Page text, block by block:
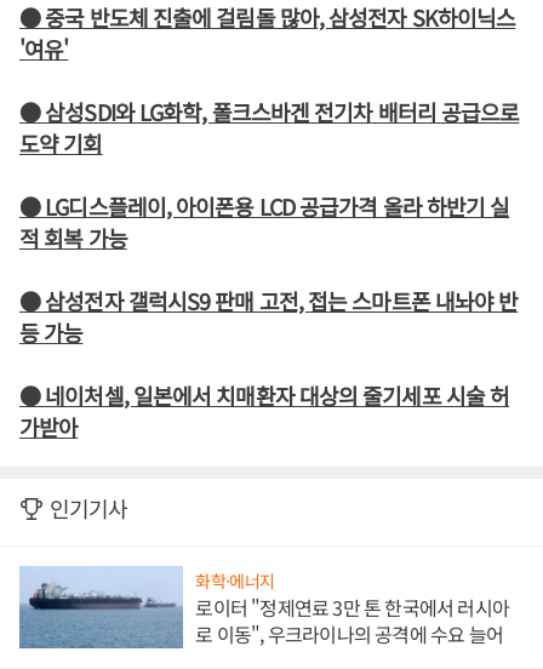
● 중국 반도체 진출에 걸림돌 많아, 삼성전자 SK하이닉스
'여유'
● 삼성SDI와 LG화학, 폴크스바겐 전기차 배터리 공급으로
도약 기회
● LG디스플레이, 아이폰용 LCD 공급가격 올라 하반기 실
적 회복 가능
● 삼성전자 갤럭시S9 판매 고전, 접는 스마트폰 내놔야 반
등 가능
● 네이처셀, 일본에서 치매환자 대상의 줄기세포 시술 허
가받아
인기기사
화학·에너지
로이터 "정제연료 3만 톤 한국에서 러시아
로 이동", 우크라이나의 공격에 수요 늘어